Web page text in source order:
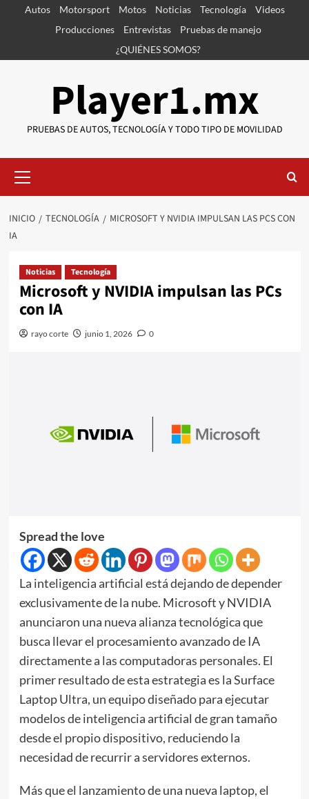
SaltarAutos Motorsport Motos Noticias Tecnología
Videos
Producciones
Entrevistas
Pruebas de manejo
¿QUIÉNES SOMOS?
Player1.mx
PRUEBAS DE AUTOS, TECNOLOGÍA Y TODO TIPO DE MOVILIDAD
primario
INICIO TECNOLOGÍA
MICROSOFT Y NVIDIA IMPULSAN LAS PCS CON
IA
Noticias Tecnología
Microsoft y NVIDIA impulsan las PCs
con IA
rayo corte junio 1, 2026 0
Spread the love
La inteligencia artificial está dejando de depender
exclusivamente de la nube. Microsoft y NVIDIA
anunciaron una nueva alianza tecnológica que
busca llevar el procesamiento avanzado de IA
directamente a las computadoras personales. El
primer resultado de esta estrategia es la Surface
Laptop Ultra, un equipo diseñado para ejecutar
modelos de inteligencia artificial de gran tamaño
desde el propio dispositivo, reduciendo la
necesidad de recurrir a servidores externos.
Más que el lanzamiento de una nueva laptop, el